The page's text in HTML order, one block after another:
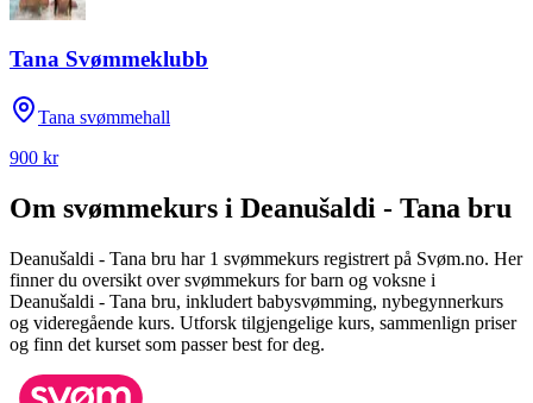
Tana Svømmeklubb
Tana svømmehall
900 kr
Om svømmekurs i Deanušaldi - Tana bru
Deanušaldi - Tana bru har 1 svømmekurs registrert på Svøm.no. Her
finner du oversikt over svømmekurs for barn og voksne i
Deanušaldi - Tana bru, inkludert babysvømming, nybegynnerkurs
og videregående kurs. Utforsk tilgjengelige kurs, sammenlign priser
og finn det kurset som passer best for deg.